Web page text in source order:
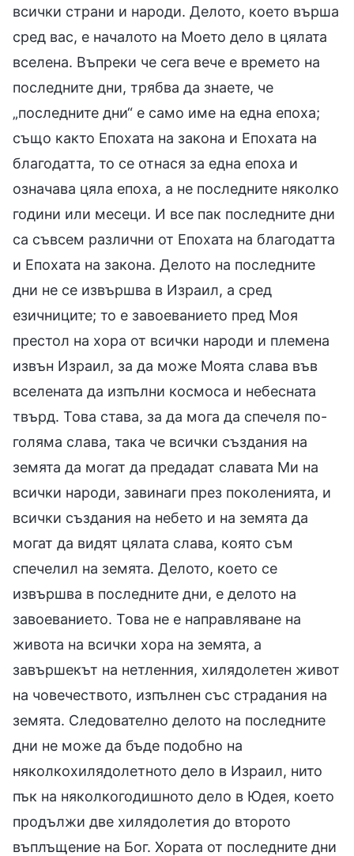
всички страни и народи. Делото, което върша
сред вас, е началото на Моето дело в цялата
вселена. Въпреки че сега вече е времето на
последните дни, трябва да знаете, че
„последните дни“ е само име на една епоха;
също както Епохата на закона и Епохата на
благодатта, то се отнася за една епоха и
означава цяла епоха, а не последните няколко
години или месеци. И все пак последните дни
са съвсем различни от Епохата на благодатта
и Епохата на закона. Делото на последните
дни не се извършва в Израил, а сред
езичниците; то е завоеванието пред Моя
престол на хора от всички народи и племена
извън Израил, за да може Моята слава във
вселената да изпълни космоса и небесната
твърд. Това става, за да мога да спечеля по-
голяма слава, така че всички създания на
земята да могат да предадат славата Ми на
всички народи, завинаги през поколенията, и
всички създания на небето и на земята да
могат да видят цялата слава, която съм
спечелил на земята. Делото, което се
извършва в последните дни, е делото на
завоеванието. Това не е направляване на
живота на всички хора на земята, а
завършекът на нетленния, хилядолетен живот
на човечеството, изпълнен със страдания на
земята. Следователно делото на последните
дни не може да бъде подобно на
няколкохилядолетното дело в Израил, нито
пък на няколкогодишното дело в Юдея, което
продължи две хилядолетия до второто
въплъщение на Бог. Хората от последните дни